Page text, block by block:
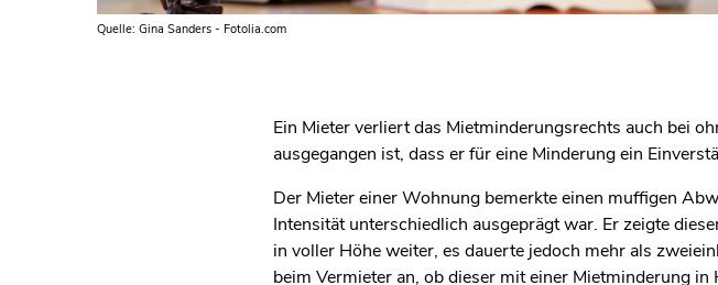
Quelle: Gina Sanders - Fotolia.com
Ein Mieter verliert das Mietminderungsrechts auch bei
ausgegangen ist, dass er für eine Minderung ein
Der Mieter einer Wohnung bemerkte einen muffigen
Intensität unterschiedlich ausgeprägt war. Er zeigte
in voller Höhe weiter, es dauerte jedoch mehr als
beim Vermieter an, ob dieser mit einer Mietminderung